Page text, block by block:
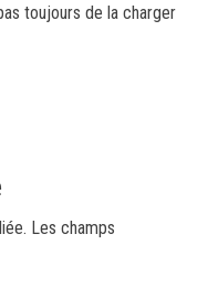
toujours de la charger
Les champs